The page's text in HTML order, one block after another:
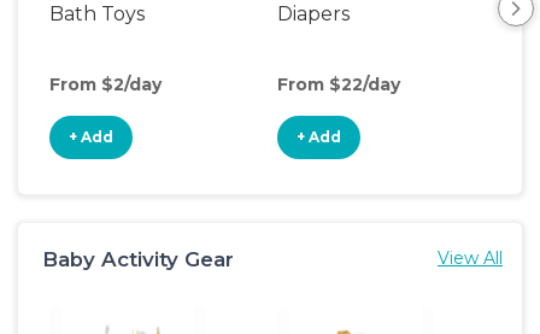
Bath Toys
From $2/day
+ Add
Diapers
From $22/day
+ Add
Baby Activity Gear View All